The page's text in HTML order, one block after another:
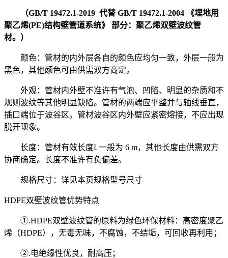
（GB/T 19472.1-2019 代替 GB/T 19472.1-2004
《埋地用
聚乙烯(PE)结构壁管道系统》 部分：聚乙烯双壁波纹管
材。）
颜色：管材的内外层各自的颜色应均匀一致，外层一般为
黑色，其他颜色可由供需双方商定。
外观：管材内外壁不准许有气泡、凹陷、明显的杂质和不
规则波纹等其他明显缺陷。管材的两端应平整并与轴线垂直，
插口端位于波谷区。管材波谷区内外壁应紧密熔接，不应出现
脱开现象。
长度：管材有效长度L一般为 6 m，其他长度由供需双方
协商确定。长度不准许有负偏差。
规格尺寸：详见本页规格型号尺寸
HDPE双壁波纹管优势特点
①.HDPE双壁波纹管的原料为绿色环保材料：高密度聚乙
烯（HDPE），无毒无味，不腐蚀，不结垢，可回收再利用；
②.电绝缘性优良，耐高压；